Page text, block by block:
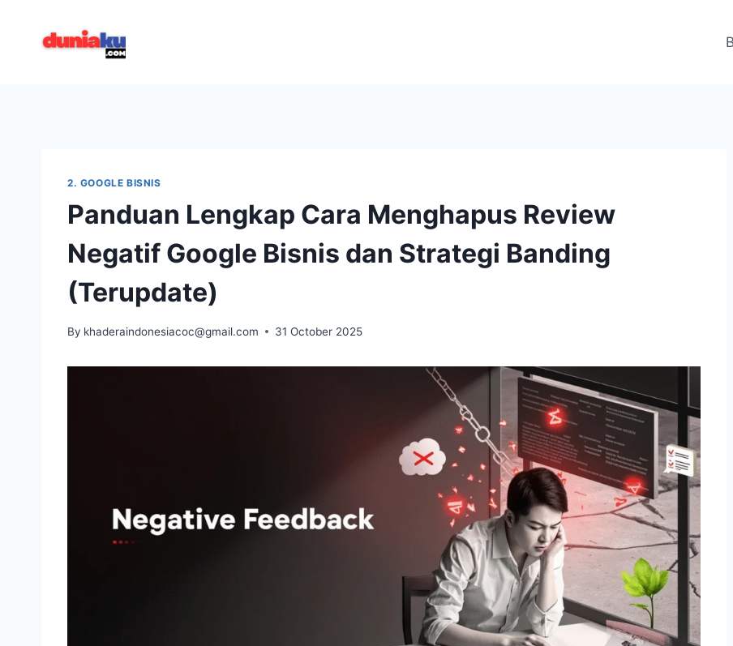
content
2. GOOGLE BISNIS
Panduan Lengkap Cara Menghapus Review
Negatif Google Bisnis dan Strategi Banding
(Terupdate)
By khaderaindonesiacoc@gmail.com 31 October 2025